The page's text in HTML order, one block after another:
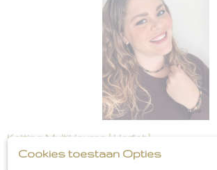
Ketting Multikleuren [ Herfst ]
Ketting Multikleuren [ Herfst ] Deze prachtige
Cookies toestaan Opties